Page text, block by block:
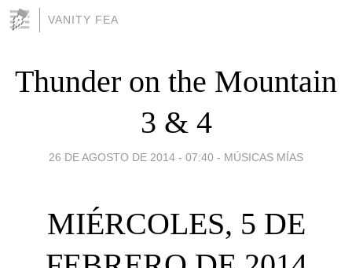
VANITY FEA
Thunder on the Mountain
3 & 4
26 DE AGOSTO DE 2014 - 07:40 - MÚSICAS MÍAS
MIÉRCOLES, 5 DE